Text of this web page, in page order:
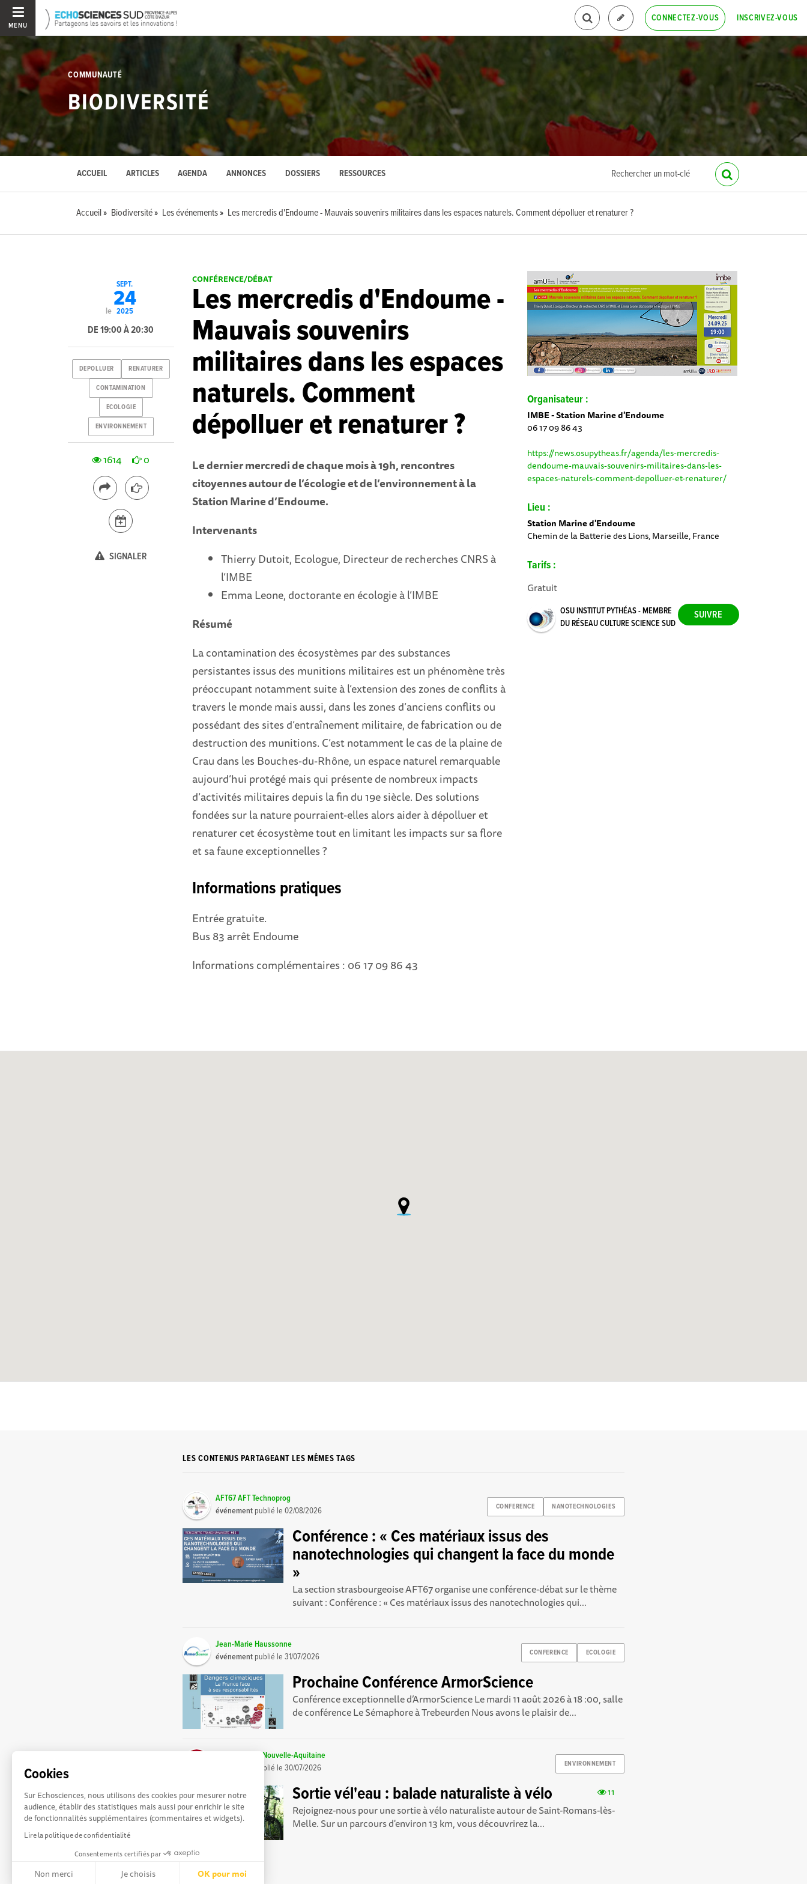
Cookies
Sur Echosciences, nous utilisons des cookies pour mesurer notre
audience, établir des statistiques mais aussi pour enrichir le site
de fonctionnalités supplémentaires (commentaires et widgets).
Lire la politique de confidentialité
Consentements certifiés par
Non merci Je choisis OK pour moi
MENU
CONNECTEZ-VOUS INSCRIVEZ-VOUS
COMMUNAUTÉ
BIODIVERSITÉ
ACCUEIL ARTICLES AGENDA ANNONCES DOSSIERS RESSOURCES
Accueil Biodiversité Les événements Les mercredis d'Endoume - Mauvais souvenirs militaires dans les espaces naturels. Comment dépolluer et renaturer ?
CONFÉRENCE/DÉBAT
Les mercredis d'Endoume -
Mauvais souvenirs
militaires dans les espaces
naturels. Comment
dépolluer et renaturer ?
Le dernier mercredi de chaque mois à 19h, rencontres
citoyennes autour de l’écologie et de l’environnement à la
Station Marine d’Endoume.
Intervenants
Thierry Dutoit, Ecologue, Directeur de recherches CNRS à
l’IMBE
Emma Leone, doctorante en écologie à l’IMBE
Résumé
La contamination des écosystèmes par des substances
persistantes issus des munitions militaires est un phénomène très
préoccupant notamment suite à l’extension des zones de conflits à
travers le monde mais aussi, dans les zones d’anciens conflits ou
possédant des sites d’entraînement militaire, de fabrication ou de
destruction des munitions. C’est notamment le cas de la plaine de
Crau dans les Bouches-du-Rhône, un espace naturel remarquable
aujourd’hui protégé mais qui présente de nombreux impacts
d’activités militaires depuis la fin du 19e siècle. Des solutions
fondées sur la nature pourraient-elles alors aider à dépolluer et
renaturer cet écosystème tout en limitant les impacts sur sa flore
et sa faune exceptionnelles ?
Informations pratiques
Entrée gratuite.
Bus 83 arrêt Endoume
Informations complémentaires : 06 17 09 86 43
Organisateur :
IMBE - Station Marine d'Endoume
06 17 09 86 43
https://news.osupytheas.fr/agenda/les-mercredis-
dendoume-mauvais-souvenirs-militaires-dans-les-
espaces-naturels-comment-depolluer-et-renaturer/
Lieu :
Station Marine d'Endoume
Chemin de la Batterie des Lions, Marseille, France
Tarifs :
Gratuit
OSU INSTITUT PYTHÉAS - MEMBRE
DU RÉSEAU CULTURE SCIENCE SUD
le
SEPT.
24
2025
DE 19:00 À 20:30
DEPOLLUER RENATURER
CONTAMINATION
ECOLOGIE
ENVIRONNEMENT
1614 0
SIGNALER
LES CONTENUS PARTAGEANT LES MÊMES TAGS
CONFERENCE NANOTECHNOLOGIES
AFT67 AFT Technoprog
événement publié le02/08/2026
Conférence : « Ces matériaux issus des
nanotechnologies qui changent la face du monde
»
La section strasbourgeoise AFT67 organise une conférence-débat sur le thème
suivant : Conférence : « Ces matériaux issus des nanotechnologies qui...
CONFERENCE ECOLOGIE
Jean-Marie Haussonne
événement publié le31/07/2026
Prochaine Conférence ArmorScience
Conférence exceptionnelle d’ArmorScience Le mardi 11 août 2026 à 18 :00, salle
de conférence Le Sémaphore à Trebeurden Nous avons le plaisir de...
ENVIRONNEMENT
Echosciences Nouvelle-Aquitaine
publié le30/07/2026
11
Sortie vél'eau : balade naturaliste à vélo
Rejoignez-nous pour une sortie à vélo naturaliste autour de Saint-Romans-lès-
Melle. Sur un parcours d'environ 13 km, vous découvrirez la...